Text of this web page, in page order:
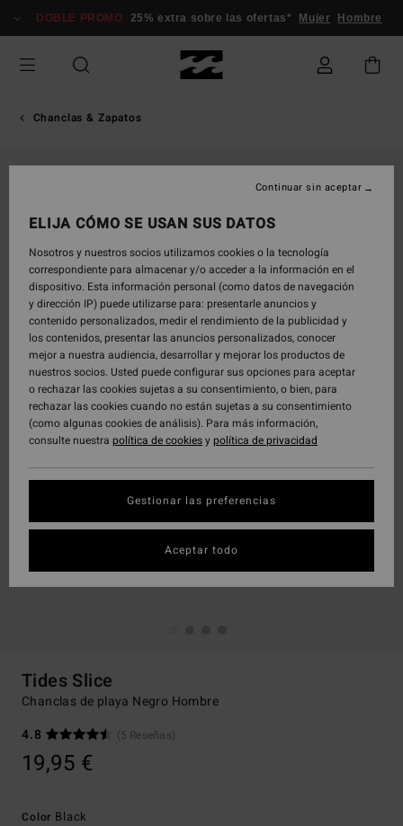
información
DOBLE PROMO 25% extra sobre las ofertas* Mujer Hombre
Chanclas & Zapatos
Tides Slice
Chanclas de playa Negro Hombre
4.8
(5 Reseñas)
19,95 €
Color Black
ELIJA CÓMO SE USAN SUS DATOS
Nosotros y nuestros socios utilizamos cookies o la tecnología
correspondiente para almacenar y/o acceder a la información en el
dispositivo. Esta información personal (como datos de navegación
y dirección IP) puede utilizarse para: presentarle anuncios y
contenido personalizados, medir el rendimiento de la publicidad y
los contenidos, presentar las anuncios personalizados, conocer
mejor a nuestra audiencia, desarrollar y mejorar los productos de
nuestros socios. Usted puede configurar sus opciones para aceptar
o rechazar las cookies sujetas a su consentimiento, o bien, para
rechazar las cookies cuando no están sujetas a su consentimiento
(como algunas cookies de análisis). Para más información,
consulte nuestra política de cookiesypolítica de privacidad
Gestionar las preferencias
Continuar sin aceptar
Aceptar todo